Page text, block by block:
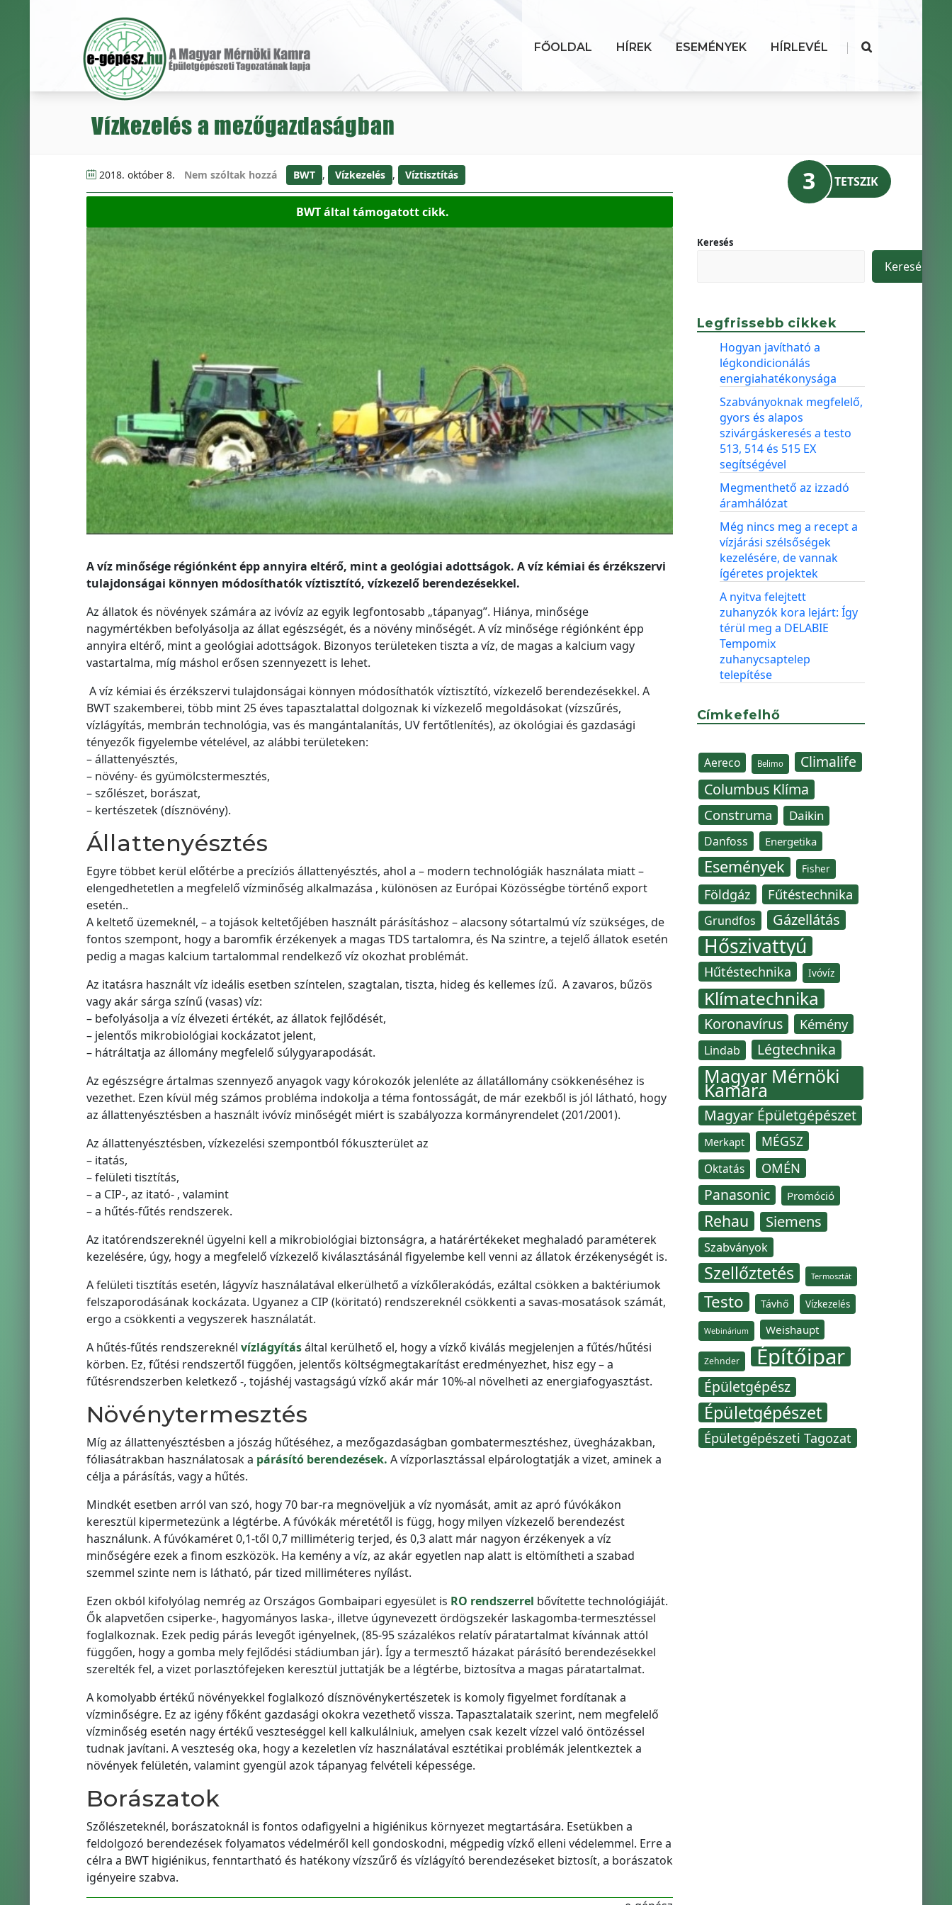
FŐOLDAL HÍREK ESEMÉNYEK HÍRLEVÉL |
Vízkezelés a mezőgazdaságban
2018. október 8. Nem szóltak hozzá BWT , Vízkezelés , Víztisztítás
BWT által támogatott cikk.
A víz minősége régiónként épp annyira eltérő, mint a geológiai adottságok. A víz kémiai és érzékszervi
tulajdonságai könnyen módosíthatók víztisztító, vízkezelő berendezésekkel.
Az állatok és növények számára az ivóvíz az egyik legfontosabb „tápanyag”. Hiánya, minősége
nagymértékben befolyásolja az állat egészségét, és a növény minőségét. A víz minősége régiónként épp
annyira eltérő, mint a geológiai adottságok. Bizonyos területeken tiszta a víz, de magas a kalcium vagy
vastartalma, míg máshol erősen szennyezett is lehet.
A víz kémiai és érzékszervi tulajdonságai könnyen módosíthatók víztisztító, vízkezelő berendezésekkel. A
BWT szakemberei, több mint 25 éves tapasztalattal dolgoznak ki vízkezelő megoldásokat (vízszűrés,
vízlágyítás, membrán technológia, vas és mangántalanítás, UV fertőtlenítés), az ökológiai és gazdasági
tényezők figyelembe vételével, az alábbi területeken:
– állattenyésztés,
– növény- és gyümölcstermesztés,
– szőlészet, borászat,
– kertészetek (dísznövény).
Állattenyésztés
Egyre többet kerül előtérbe a precíziós állattenyésztés, ahol a – modern technológiák használata miatt –
elengedhetetlen a megfelelő vízminőség alkalmazása , különösen az Európai Közösségbe történő export
esetén..
A keltető üzemeknél, – a tojások keltetőjében használt párásításhoz – alacsony sótartalmú víz szükséges, de
fontos szempont, hogy a baromfik érzékenyek a magas TDS tartalomra, és Na szintre, a tejelő állatok esetén
pedig a magas kalcium tartalommal rendelkező víz okozhat problémát.
Az itatásra használt víz ideális esetben színtelen, szagtalan, tiszta, hideg és kellemes ízű. A zavaros, bűzös
vagy akár sárga színű (vasas) víz:
– befolyásolja a víz élvezeti értékét, az állatok fejlődését,
– jelentős mikrobiológiai kockázatot jelent,
– hátráltatja az állomány megfelelő súlygyarapodását.
Az egészségre ártalmas szennyező anyagok vagy kórokozók jelenléte az állatállomány csökkenéséhez is
vezethet. Ezen kívül még számos probléma indokolja a téma fontosságát, de már ezekből is jól látható, hogy
az állattenyésztésben a használt ivóvíz minőségét miért is szabályozza kormányrendelet (201/2001).
Az állattenyésztésben, vízkezelési szempontból fókuszterület az
– itatás,
– felületi tisztítás,
– a CIP-, az itató- , valamint
– a hűtés-fűtés rendszerek.
Az itatórendszereknél ügyelni kell a mikrobiológiai biztonságra, a határértékeket meghaladó paraméterek
kezelésére, úgy, hogy a megfelelő vízkezelő kiválasztásánál figyelembe kell venni az állatok érzékenységét is.
A felületi tisztítás esetén, lágyvíz használatával elkerülhető a vízkőlerakódás, ezáltal csökken a baktériumok
felszaporodásának kockázata. Ugyanez a CIP (köritató) rendszereknél csökkenti a savas-mosatások számát,
ergo a csökkenti a vegyszerek használatát.
A hűtés-fűtés rendszereknél vízlágyításáltal kerülhető el, hogy a vízkő kiválás megjelenjen a fűtés/hűtési
körben. Ez, fűtési rendszertől függően, jelentős költségmegtakarítást eredményezhet, hisz egy – a
fűtésrendszerben keletkező -, tojáshéj vastagságú vízkő akár már 10%-al növelheti az energiafogyasztást.
Növénytermesztés
Míg az állattenyésztésben a jószág hűtéséhez, a mezőgazdaságban gombatermesztéshez, üvegházakban,
fóliasátrakban használatosak a párásító berendezések. A vízporlasztással elpárologtatják a vizet, aminek a
célja a párásítás, vagy a hűtés.
Mindkét esetben arról van szó, hogy 70 bar-ra megnöveljük a víz nyomását, amit az apró fúvókákon
keresztül kipermetezünk a légtérbe. A fúvókák méretétől is függ, hogy milyen vízkezelő berendezést
használunk. A fúvókaméret 0,1-től 0,7 milliméterig terjed, és 0,3 alatt már nagyon érzékenyek a víz
minőségére ezek a finom eszközök. Ha kemény a víz, az akár egyetlen nap alatt is eltömítheti a szabad
szemmel szinte nem is látható, pár tized milliméteres nyílást.
Ezen okból kifolyólag nemrég az Országos Gombaipari egyesület is RO rendszerrel bővítette technológiáját.
Ők alapvetően csiperke-, hagyományos laska-, illetve úgynevezett ördögszekér laskagomba-termesztéssel
foglalkoznak. Ezek pedig párás levegőt igényelnek, (85-95 százalékos relatív páratartalmat kívánnak attól
függően, hogy a gomba mely fejlődési stádiumban jár). Így a termesztő házakat párásító berendezésekkel
szerelték fel, a vizet porlasztófejeken keresztül juttatják be a légtérbe, biztosítva a magas páratartalmat.
A komolyabb értékű növényekkel foglalkozó dísznövénykertészetek is komoly figyelmet fordítanak a
vízminőségre. Ez az igény főként gazdasági okokra vezethető vissza. Tapasztalataik szerint, nem megfelelő
vízminőség esetén nagy értékű veszteséggel kell kalkulálniuk, amelyen csak kezelt vízzel való öntözéssel
tudnak javítani. A veszteség oka, hogy a kezeletlen víz használatával esztétikai problémák jelentkeztek a
növények felületén, valamint gyengül azok tápanyag felvételi képessége.
Borászatok
Szőlészeteknél, borászatoknál is fontos odafigyelni a higiénikus környezet megtartására. Esetükben a
feldolgozó berendezések folyamatos védelméről kell gondoskodni, mégpedig vízkő elleni védelemmel. Erre a
célra a BWT higiénikus, fenntartható és hatékony vízszűrő és vízlágyító berendezéseket biztosít, a borászatok
igényeire szabva.
3 TETSZIK
Keresés
Keresés
Legfrissebb cikkek
Hogyan javítható a
légkondicionálás
energiahatékonysága
Szabványoknak megfelelő,
gyors és alapos
szivárgáskeresés a testo
513, 514 és 515 EX
segítségével
Megmenthető az izzadó
áramhálózat
Még nincs meg a recept a
vízjárási szélsőségek
kezelésére, de vannak
ígéretes projektek
A nyitva felejtett
zuhanyzók kora lejárt: Így
térül meg a DELABIE
Tempomix
zuhanycsaptelep
telepítése
Címkefelhő
Aereco Belimo
Climalife
Columbus Klíma
Construma Daikin
Danfoss Energetika
Események Fisher
Földgáz Fűtéstechnika
Grundfos Gázellátás
Hőszivattyú
Hűtéstechnika Ivóvíz
Klímatechnika
Koronavírus Kémény
Lindab Légtechnika
Magyar Mérnöki
Kamara
Magyar Épületgépészet
Merkapt MÉGSZ
Oktatás OMÉN
Panasonic Promóció
Rehau Siemens
Szabványok
Szellőztetés Termosztát
Testo Távhő Vízkezelés
Webinárium Weishaupt
Zehnder Építőipar
Épületgépész
Épületgépészet
Épületgépészeti Tagozat